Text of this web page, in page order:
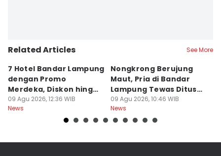
Related Articles See More
7 Hotel Bandar Lampung
dengan Promo
Merdeka, Diskon hingga
50 Persen
09 Agu 2026, 12:36 WIB
News
Nongkrong Berujung
Maut, Pria di Bandar
Lampung Tewas Ditusuk
Teman
09 Agu 2026, 10:46 WIB
News